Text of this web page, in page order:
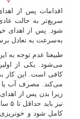
اقدامات پس از
سریع‌تر به حالت
شود. پس از اهدای
به‌سرعت به تعادل
طبیعتا عدم توجه به
می‌شود. یکی از
کافی است. این کار
می‌کند. مصرف آب یا
زیرا بدن پس از
نیز
کامل شود و